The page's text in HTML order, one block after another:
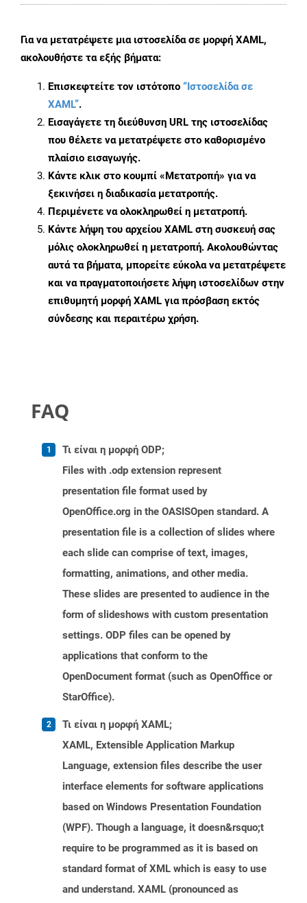
Για να μετατρέψετε μια ιστοσελίδα σε μορφή XAML,
ακολουθήστε τα εξής βήματα:
Επισκεφτείτε τον ιστότοπο “Ιστοσελίδα σε
XAML”.
Εισαγάγετε τη διεύθυνση URL της ιστοσελίδας
που θέλετε να μετατρέψετε στο καθορισμένο
πλαίσιο εισαγωγής.
Κάντε κλικ στο κουμπί «Μετατροπή» για να
ξεκινήσει η διαδικασία μετατροπής.
Περιμένετε να ολοκληρωθεί η μετατροπή.
Κάντε λήψη του αρχείου XAML στη συσκευή σας
μόλις ολοκληρωθεί η μετατροπή. Ακολουθώντας
αυτά τα βήματα, μπορείτε εύκολα να μετατρέψετε
και να πραγματοποιήσετε λήψη ιστοσελίδων στην
επιθυμητή μορφή XAML για πρόσβαση εκτός
σύνδεσης και περαιτέρω χρήση.
FAQ
Τι είναι η μορφή ODP;
Files with .odp extension represent
presentation file format used by
OpenOffice.org in the OASISOpen standard. A
presentation file is a collection of slides where
each slide can comprise of text, images,
formatting, animations, and other media.
These slides are presented to audience in the
form of slideshows with custom presentation
settings. ODP files can be opened by
applications that conform to the
OpenDocument format (such as OpenOffice or
StarOffice).
Τι είναι η μορφή XAML;
XAML, Extensible Application Markup
Language, extension files describe the user
interface elements for software applications
based on Windows Presentation Foundation
(WPF). Though a language, it doesn&rsquo;t
require to be programmed as it is based on
standard format of XML which is easy to use
and understand. XAML (pronounced as